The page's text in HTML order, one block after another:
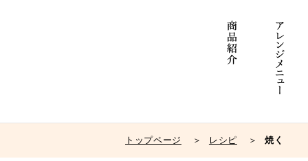
トップページ レシピ 焼く